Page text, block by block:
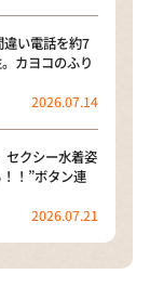
違い電話を約7
カヨコのふり
2026.07.14
セクシー水着姿
！”ボタン連
2026.07.21